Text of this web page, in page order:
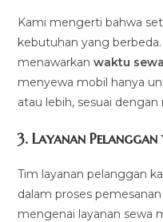
Kami mengerti bahwa
kebutuhan yang
menawarkanwaktu
menyewa mobil hanya
atau lebih, sesuai dengan
3.Layanan Pelanggan
Tim layanan pelanggan
dalam proses
mengenai layanan sewa